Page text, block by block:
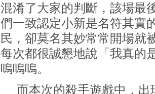
混淆了大家的判斷，該場最
們一致認定小新是名符其實
民，卻莫名其妙常常開場就
每次都很誠懇地說「我真的
嗚嗚嗚。
而本次的殺手遊戲中，